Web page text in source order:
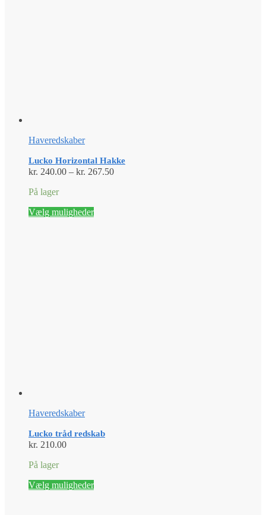
Haveredskaber
Lucko Horizontal Hakke
kr. 240.00 – kr. 267.50Prisinterval:
På lager
Vælg mulighederDette
Haveredskaber
Lucko tråd redskab
kr. 210.00
På lager
Vælg mulighederDette